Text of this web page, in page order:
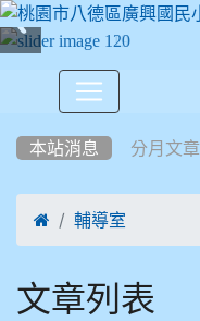
本站消息 分月文章
 輔導室
文章列表